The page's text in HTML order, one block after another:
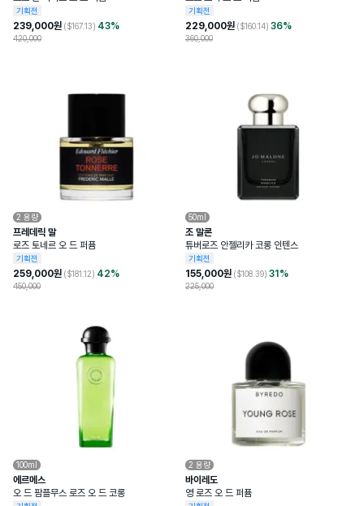
기획전
239,000원 ($167.13) 43%
420,000
기획전
229,000원 ($160.14) 36%
360,000
2 용량
프레데릭 말
로즈 토네르 오 드 퍼퓸
기획전
259,000원 ($181.12) 42%
450,000
50ml
조 말론
튜버로즈 안젤리카 코롱 인텐스
기획전
155,000원 ($108.39) 31 %
225,000
100ml
에르메스
오 드 팜플무스 로즈 오 드 코롱
2 용량
바이레도
영 로즈 오 드 퍼퓸